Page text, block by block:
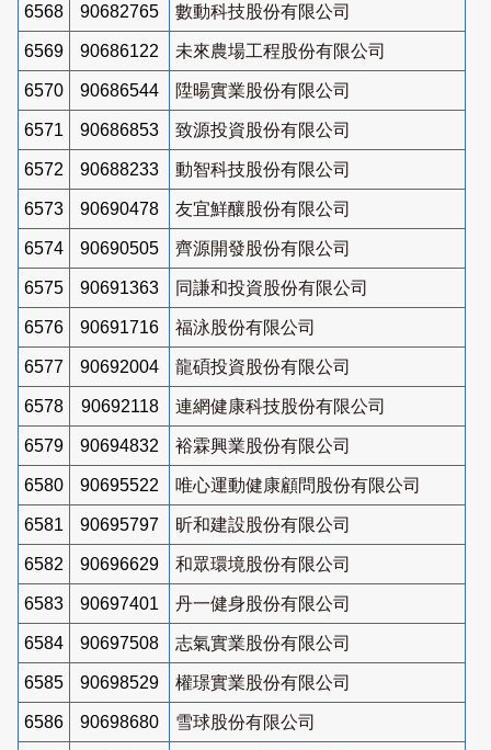
6568 90682765 數動科技股份有限公司
6569 90686122 未來農場工程股份有限公司
6570 90686544 陞暘實業股份有限公司
6571 90686853 致源投資股份有限公司
6572 90688233 動智科技股份有限公司
6573 90690478 友宜鮮釀股份有限公司
6574 90690505 齊源開發股份有限公司
6575 90691363 同謙和投資股份有限公司
6576 90691716 福泳股份有限公司
6577 90692004 龍碩投資股份有限公司
6578 90692118 連網健康科技股份有限公司
6579 90694832 裕霖興業股份有限公司
6580 90695522 唯心運動健康顧問股份有限公司
6581 90695797 昕和建設股份有限公司
6582 90696629 和眾環境股份有限公司
6583 90697401 丹一健身股份有限公司
6584 90697508 志氣實業股份有限公司
6585 90698529 權璟實業股份有限公司
6586 90698680 雪球股份有限公司